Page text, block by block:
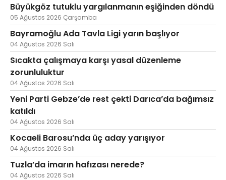
Büyükgöz tutuklu yargılanmanın eşiğinden döndü
05 Ağustos 2026 Çarşamba
Bayramoğlu Ada Tavla Ligi yarın başlıyor
04 Ağustos 2026 Salı
Sıcakta çalışmaya karşı yasal düzenleme
zorunluluktur
04 Ağustos 2026 Salı
Yeni Parti Gebze’de rest çekti Darıca’da bağımsız
katıldı
04 Ağustos 2026 Salı
Kocaeli Barosu’nda üç aday yarışıyor
04 Ağustos 2026 Salı
Tuzla’da imarın hafızası nerede?
04 Ağustos 2026 Salı